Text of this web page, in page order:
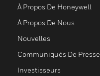
À Propos De Honeywell
À Propos De Nous
Nouvelles
Communiqués De Presse
Investisseurs